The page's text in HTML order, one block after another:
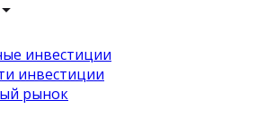
инвестиции
инвестиции
рынок